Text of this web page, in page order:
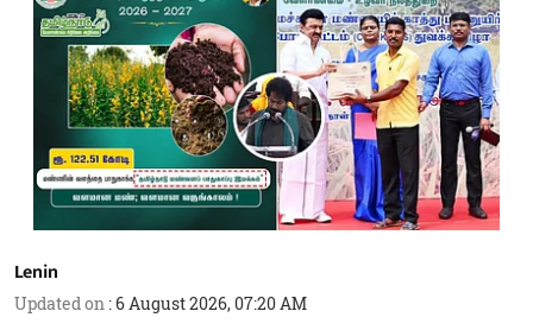
Lenin
Updated on :6 August 2026, 07:20 AM